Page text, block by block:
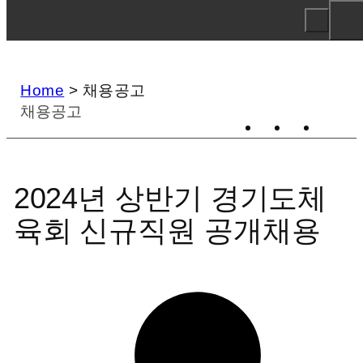
Home > 채용공고
채용공고
2024년 상반기 경기도체
육회 신규직원 공개채용